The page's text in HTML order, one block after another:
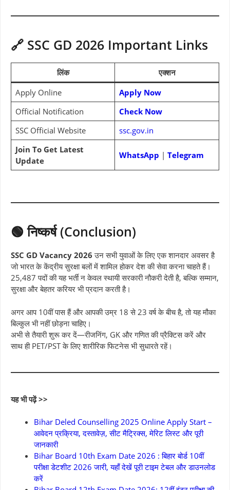
🔗 SSC GD 2026 Important Links
लिंक
एक्शन
Apply Online
Apply Now
Official Notification
Check Now
SSC Official Website
ssc.gov.in
Join To Get Latest
Update
WhatsApp | Telegram
🟢 निष्कर्ष (Conclusion)
SSC GD Vacancy 2026 उन सभी युवाओं के लिए एक शानदार अवसर है
जो भारत के केंद्रीय सुरक्षा बलों में शामिल होकर देश की सेवा करना चाहते हैं।
25,487 पदों की यह भर्ती न केवल स्थायी सरकारी नौकरी देती है, बल्कि सम्मान,
सुरक्षा और बेहतर करियर भी प्रदान करती है।
अगर आप 10वीं पास हैं और आपकी उम्र 18 से 23 वर्ष के बीच है, तो यह मौका
बिल्कुल भी नहीं छोड़ना चाहिए।
अभी से तैयारी शुरू कर दें—रीजनिंग, GK और गणित की प्रैक्टिस करें और
साथ ही PET/PST के लिए शारीरिक फिटनेस भी सुधारते रहें।
यह भी पढ़ें >>
Bihar Deled Counselling 2025 Online Apply Start –
आवेदन प्रक्रिया, दस्तावेज़, सीट मैट्रिक्स, मेरिट लिस्ट और पूरी
जानकारी
Bihar Board 10th Exam Date 2026 : बिहार बोर्ड 10वीं
परीक्षा डेटशीट 2026 जारी, यहाँ देखें पूरी टाइम टेबल और डाउनलोड
करें